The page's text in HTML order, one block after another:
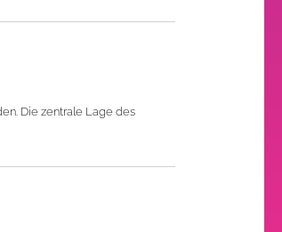
Die zentrale Lage des